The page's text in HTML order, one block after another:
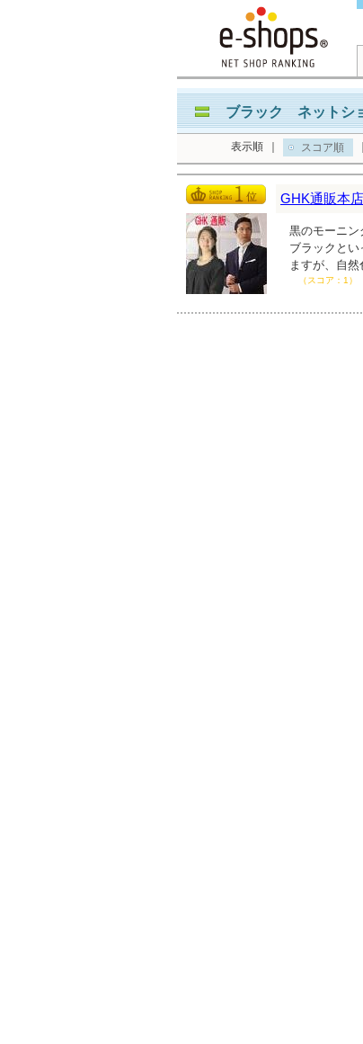
ブラック ネットシ
表示順 スコア順
GHK通販本店
黒のモーニン
ブラックと
ますが、自
（スコア：1）